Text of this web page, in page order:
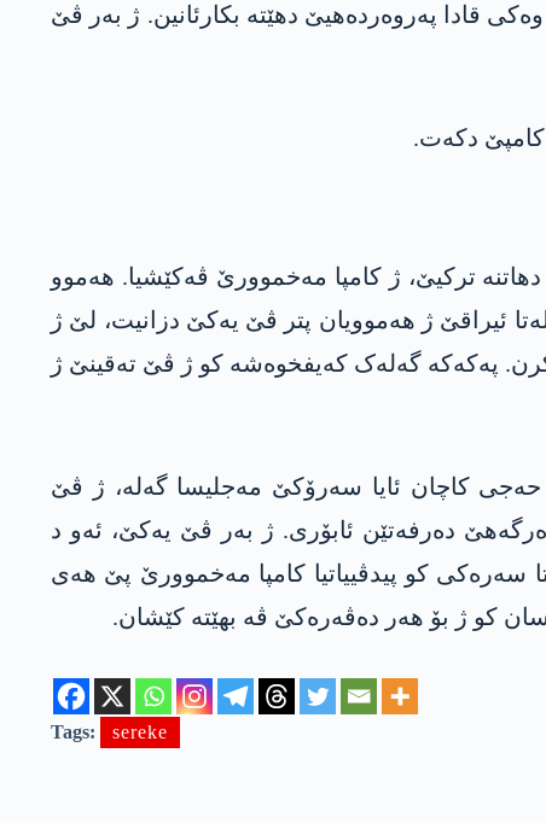
قادا پەروەردەھیێ دهێتە بکارئانین. ژ بەر ڤێ
دکەت.
ترکیێ، ژ کامپا مەخموورێ ڤەکێشیا. ھەموو
ئیراقێ ژ ھەموویان پتر ڤێ یەکێ دزانیت، لێ ژ
کرن. پەکەکە گەلەک کەیفخوەشە کو ژ ڤێ تەقینێ ژ
حەجی کاچان ئایا سەرۆکێ مەجلیسا گەلە، ژ ڤێ
دەرفەتێن ئابۆری. ژ بەر ڤێ یەکێ، ئەو د
سەرەکی کو پیدڤییاتیا کامپا مەخموورێ پێ ھەی
کو ژ بۆ ھەر دەڤەرەکێ ڤە بھێتە کێشان.
Tags: sereke